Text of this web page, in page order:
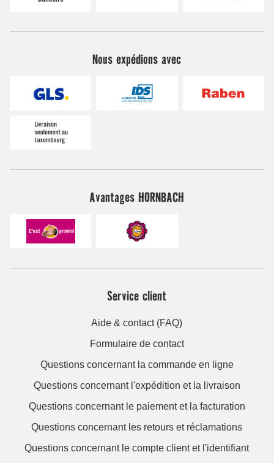
Nous expédions avec
Avantages HORNBACH
Service client
Aide & contact (FAQ)
Formulaire de contact
Questions concernant la commande en ligne
Questions concernant l'expédition et la livraison
Questions concernant le paiement et la facturation
Questions concernant les retours et réclamations
Questions concernant le compte client et l'identifiant